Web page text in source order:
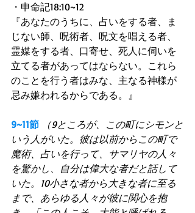
・申命記18:10~12
『あなたのうちに、占いをする者、ま
じない師、呪術者、呪文を唱える者、
霊媒をする者、口寄せ、死人に伺いを
立てる者があってはならない。これら
のことを行う者はみな、主なる神様が
忌み嫌われるからである。』
9~11節
（9ところが、この町にシモンと
いう人がいた。彼は以前からこの町で
魔術、占いを行って、サマリヤの人々
を驚かし、自分は偉大な者だと話して
いた。10小さな者から大きな者に至る
まで、あらゆる人々が彼に関心を抱